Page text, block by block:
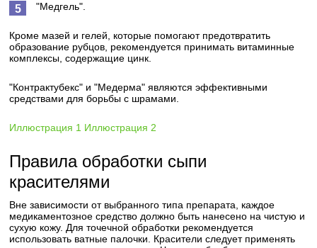
"Медгель".
Кроме мазей и гелей, которые помогают предотвратить
образование рубцов, рекомендуется принимать витаминные
комплексы, содержащие цинк.
"Контрактубекс" и "Медерма" являются эффективными
средствами для борьбы с шрамами.
Иллюстрация 1 Иллюстрация 2
Правила обработки сыпи
красителями
Вне зависимости от выбранного типа препарата, каждое
медикаментозное средство должно быть нанесено на чистую и
сухую кожу. Для точечной обработки рекомендуется
использовать ватные палочки. Красители следует применять